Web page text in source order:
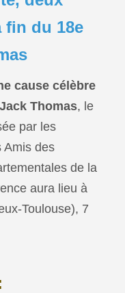
fin du 18e
cause célèbre
Thomas, le
par les
Amis des
de la
aura lieu à
Toulouse), 7